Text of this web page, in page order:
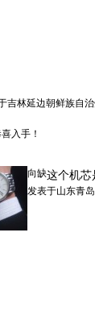
吉林延边朝鲜族自
入手！
向缺这个机芯
发表于山东青岛